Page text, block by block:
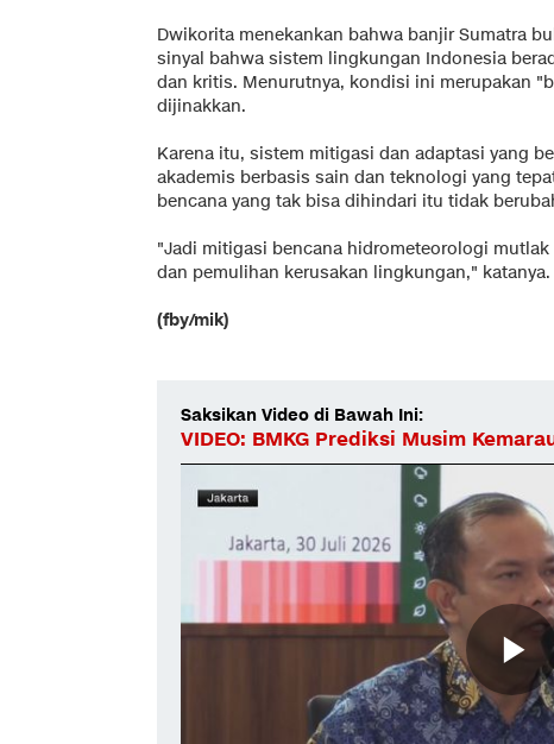
Dwikorita menekankan bahwa banjir Sumatra
sinyal bahwa sistem lingkungan Indonesia
dan kritis. Menurutnya, kondisi ini merupakan
dijinakkan.
Karena itu, sistem mitigasi dan adaptasi yang
akademis berbasis sain dan teknologi yang
bencana yang tak bisa dihindari itu tidak
"Jadi mitigasi bencana hidrometeorologi
dan pemulihan kerusakan lingkungan," katanya.
(fby/mik)
Saksikan Video di Bawah Ini:
VIDEO: BMKG Prediksi Musim